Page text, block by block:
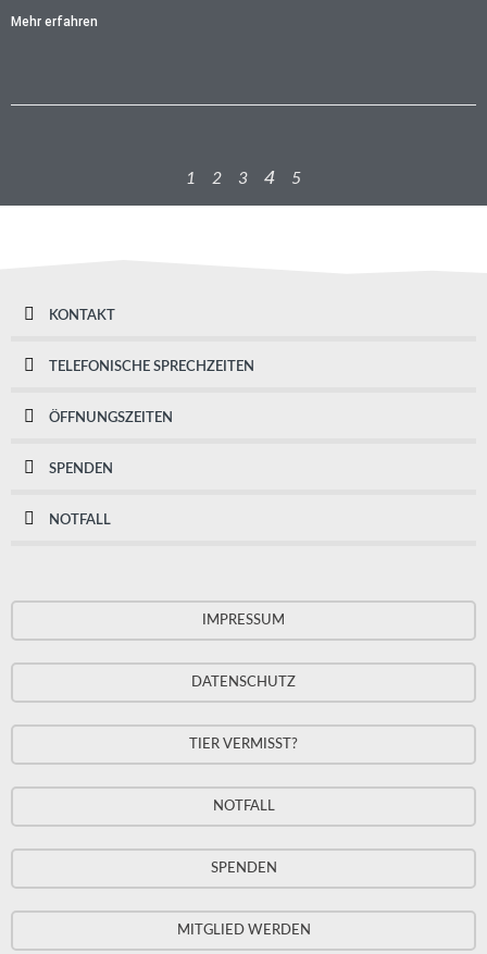
Mehr erfahren
1 2 3 4 5
KONTAKT
TELEFONISCHE SPRECHZEITEN
ÖFFNUNGSZEITEN
SPENDEN
NOTFALL
IMPRESSUM
DATENSCHUTZ
TIER VERMISST?
NOTFALL
SPENDEN
MITGLIED WERDEN